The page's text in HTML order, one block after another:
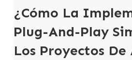
¿Cómo La
Plug-And-Play
Los Proyectos